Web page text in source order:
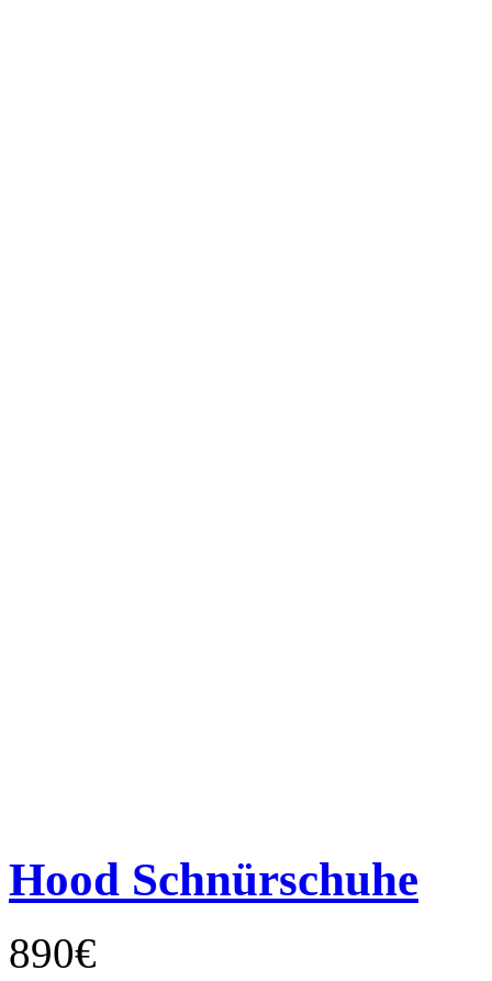
Hood Schnürschuhe
890€